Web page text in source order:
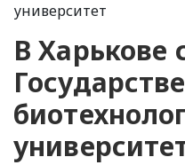
университет
В Харькове